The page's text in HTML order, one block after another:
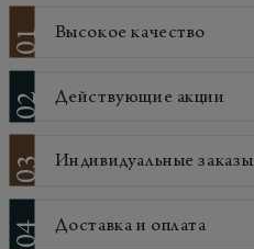
01 Высокое качество
02 Действующие акции
03 Индивидуальные заказы
04 Доставка и оплата